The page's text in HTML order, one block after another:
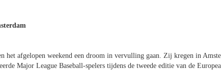
het afgelopen weekend een droom in vervulling gaan. Zij kregen in
Major League Baseball-spelers tijdens de tweede editie van de